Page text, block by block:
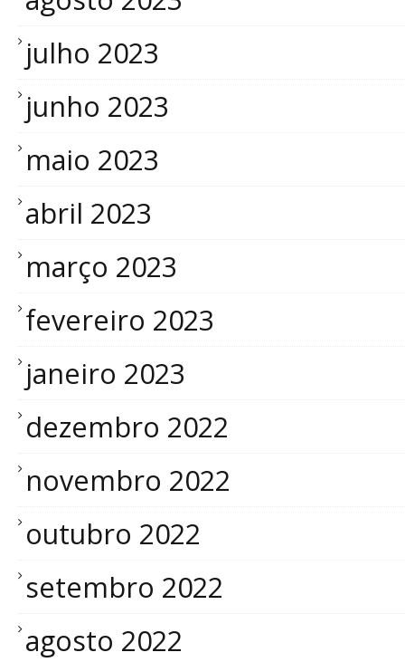
julho 2023
junho 2023
maio 2023
abril 2023
março 2023
fevereiro 2023
janeiro 2023
dezembro 2022
novembro 2022
outubro 2022
setembro 2022
agosto 2022